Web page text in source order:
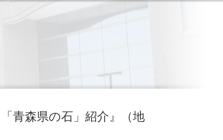
青森県の石」紹介』（地